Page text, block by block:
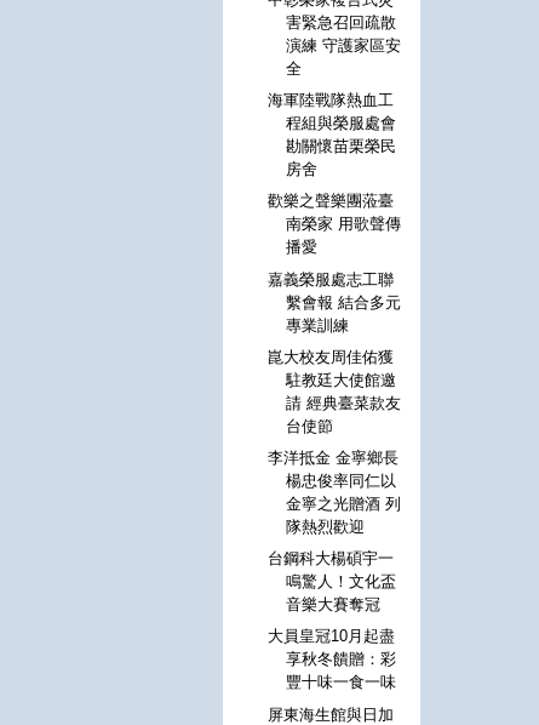
害緊急召回疏散
演練 守護家區安
全
海軍陸戰隊熱血工
程組與榮服處會
勘關懷苗栗榮民
房舍
歡樂之聲樂團蒞臺
南榮家 用歌聲傳
播愛
嘉義榮服處志工聯
繫會報 結合多元
專業訓練
崑大校友周佳佑獲
駐教廷大使館邀
請 經典臺菜款友
台使節
李洋抵金 金寧鄉長
楊忠俊率同仁以
金寧之光贈酒 列
隊熱烈歡迎
台鋼科大楊碩宇一
鳴驚人！文化盃
音樂大賽奪冠
大員皇冠10月起盡
享秋冬饋贈：彩
豐十味一食一味
屏東海生館與日加